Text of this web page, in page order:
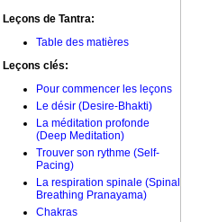
Leçons de Tantra:
Table des matières
Leçons clés:
Pour commencer les leçons
Le désir (Desire-Bhakti)
La méditation profonde
(Deep Meditation)
Trouver son rythme (Self-
Pacing)
La respiration spinale (Spinal
Breathing Pranayama)
Chakras